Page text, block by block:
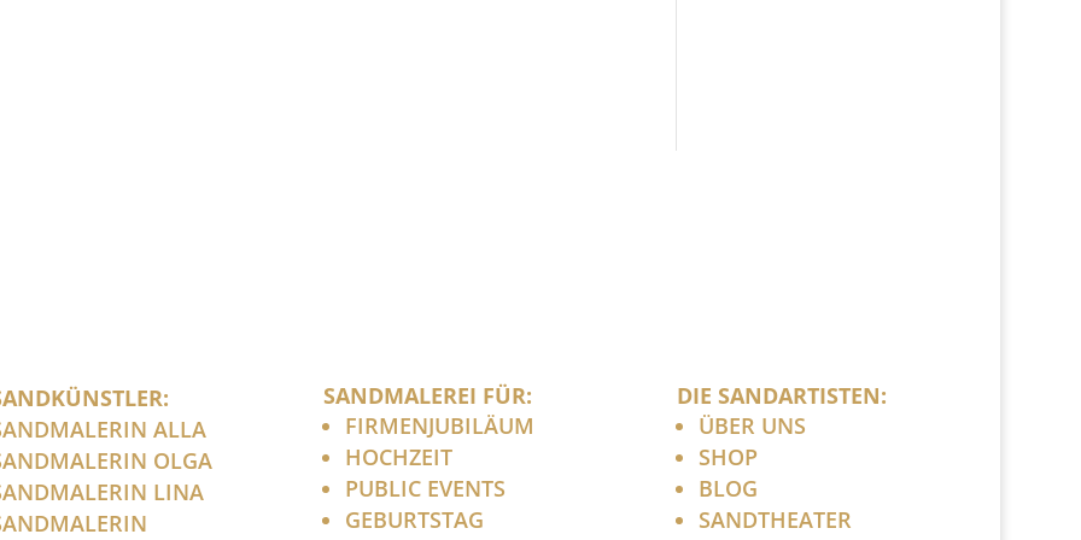
ALLA
OLGA
LINA
SANDMALEREI FÜR:
FIRMENJUBILÄUM
HOCHZEIT
PUBLIC EVENTS
GEBURTSTAG
DIE SANDARTISTEN:
ÜBER UNS
SHOP
BLOG
SANDTHEATER